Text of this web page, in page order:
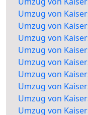
Umzug von
Umzug von
Umzug von
Umzug von
Umzug von
Umzug von
Umzug von
Umzug von
Umzug von